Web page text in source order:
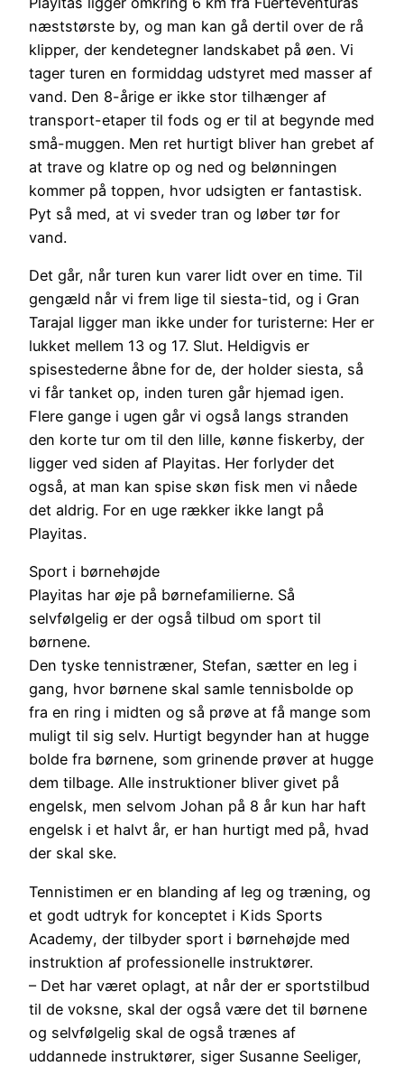
næststørste by, og man kan gå dertil over de rå
klipper, der kendetegner landskabet på øen. Vi
tager turen en formiddag udstyret med masser af
vand. Den 8-årige er ikke stor tilhænger af
transport-etaper til fods og er til at begynde med
små-muggen. Men ret hurtigt bliver han grebet af
at trave og klatre op og ned og belønningen
kommer på toppen, hvor udsigten er fantastisk.
Pyt så med, at vi sveder tran og løber tør for
vand.
Det går, når turen kun varer lidt over en time. Til
gengæld når vi frem lige til siesta-tid, og i Gran
Tarajal ligger man ikke under for turisterne: Her er
lukket mellem 13 og 17. Slut. Heldigvis er
spisestederne åbne for de, der holder siesta, så
vi får tanket op, inden turen går hjemad igen.
Flere gange i ugen går vi også langs stranden
den korte tur om til den lille, kønne fiskerby, der
ligger ved siden af Playitas. Her forlyder det
også, at man kan spise skøn fisk men vi nåede
det aldrig. For en uge rækker ikke langt på
Playitas.
Sport i børnehøjde
Playitas har øje på børnefamilierne. Så
selvfølgelig er der også tilbud om sport til
børnene.
Den tyske tennistræner, Stefan, sætter en leg i
gang, hvor børnene skal samle tennisbolde op
fra en ring i midten og så prøve at få mange som
muligt til sig selv. Hurtigt begynder han at hugge
bolde fra børnene, som grinende prøver at hugge
dem tilbage. Alle instruktioner bliver givet på
engelsk, men selvom Johan på 8 år kun har haft
engelsk i et halvt år, er han hurtigt med på, hvad
der skal ske.
Tennistimen er en blanding af leg og træning, og
et godt udtryk for konceptet i Kids Sports
Academy, der tilbyder sport i børnehøjde med
instruktion af professionelle instruktører.
– Det har været oplagt, at når der er sportstilbud
til de voksne, skal der også være det til børnene
og selvfølgelig skal de også trænes af
uddannede instruktører, siger Susanne Seeliger,